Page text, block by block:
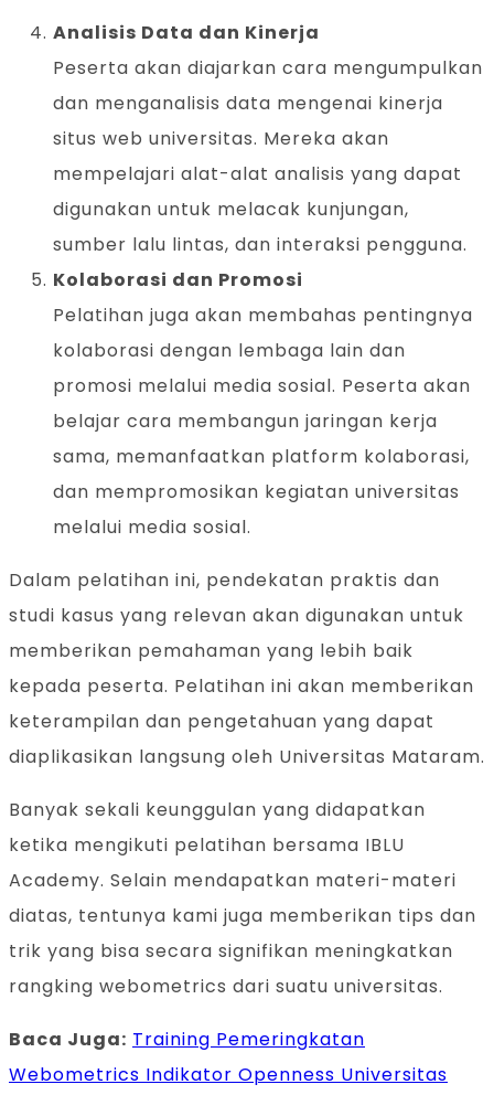
Analisis Data dan Kinerja
Peserta akan diajarkan cara mengumpulkan
dan menganalisis data mengenai kinerja
situs web universitas. Mereka akan
mempelajari alat-alat analisis yang dapat
digunakan untuk melacak kunjungan,
sumber lalu lintas, dan interaksi pengguna.
Kolaborasi dan Promosi
Pelatihan juga akan membahas pentingnya
kolaborasi dengan lembaga lain dan
promosi melalui media sosial. Peserta akan
belajar cara membangun jaringan kerja
sama, memanfaatkan platform kolaborasi,
dan mempromosikan kegiatan universitas
melalui media sosial.
Dalam pelatihan ini, pendekatan praktis dan
studi kasus yang relevan akan digunakan untuk
memberikan pemahaman yang lebih baik
kepada peserta. Pelatihan ini akan memberikan
keterampilan dan pengetahuan yang dapat
diaplikasikan langsung oleh Universitas Mataram.
Banyak sekali keunggulan yang didapatkan
ketika mengikuti pelatihan bersama IBLU
Academy. Selain mendapatkan materi-materi
diatas, tentunya kami juga memberikan tips dan
trik yang bisa secara signifikan meningkatkan
rangking webometrics dari suatu universitas.
Baca Juga: Training Pemeringkatan
Webometrics Indikator Openness Universitas